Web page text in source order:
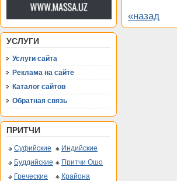
УСЛУГИ
Услуги сайта
Реклама на сайте
Каталог сайтов
Обратная связь
ПРИТЧИ
Суфийские
Индийские
Буддийские
Притчи Ошо
Греческие
Крайона
«назад